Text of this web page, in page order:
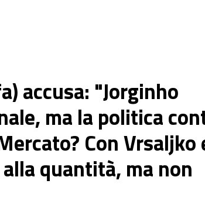
accusa: "Jorginho
ma la politica
Con Vrsaljko
quantità, ma non